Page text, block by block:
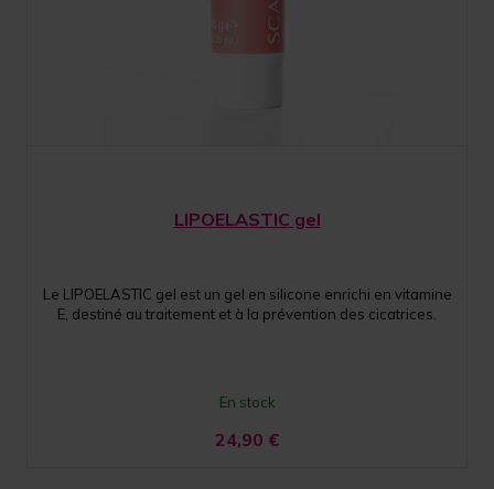
LIPOELASTIC gel
Le LIPOELASTIC gel est un gel en silicone enrichi en vitamine
E, destiné au traitement et à la prévention des cicatrices.
En stock
24,90 €